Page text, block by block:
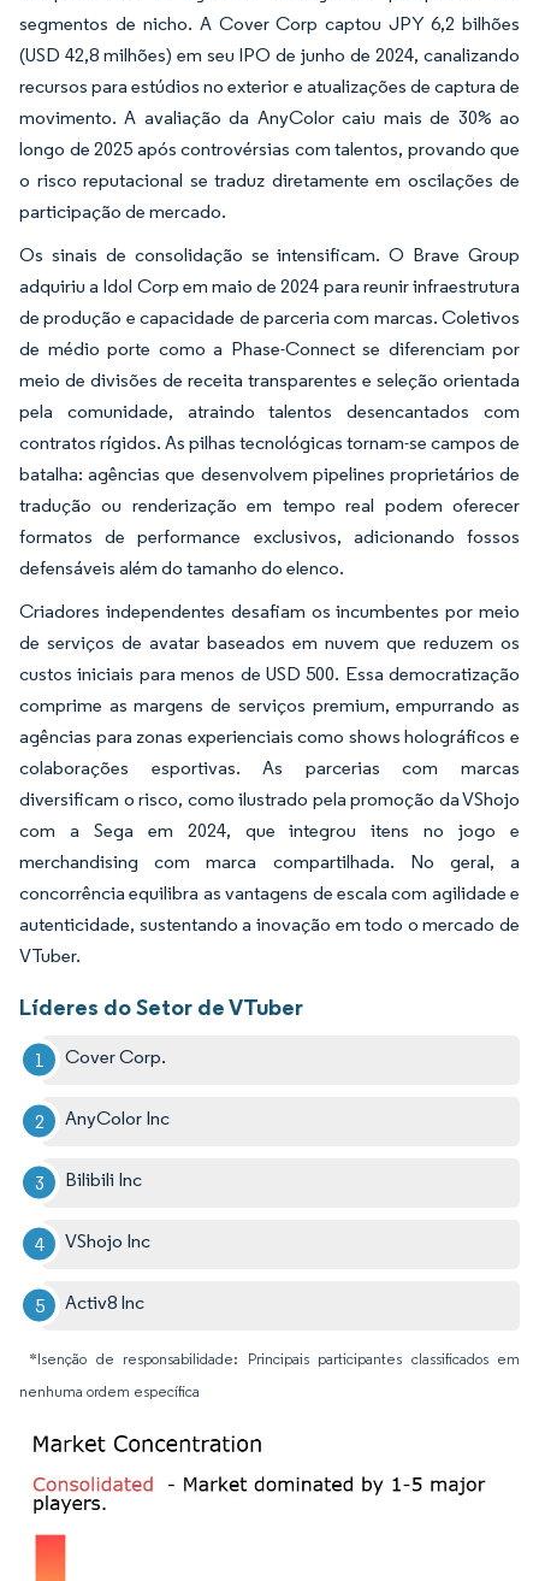
segmentos de nicho. A Cover Corp captou JPY 6,2 bilhões
(USD 42,8 milhões) em seu IPO de junho de 2024, canalizando
recursos para estúdios no exterior e atualizações de captura de
movimento. A avaliação da AnyColor caiu mais de 30% ao
longo de 2025 após controvérsias com talentos, provando que
o risco reputacional se traduz diretamente em oscilações de
participação de mercado.
Os sinais de consolidação se intensificam. O Brave Group
adquiriu a Idol Corp em maio de 2024 para reunir infraestrutura
de produção e capacidade de parceria com marcas. Coletivos
de médio porte como a Phase-Connect se diferenciam por
meio de divisões de receita transparentes e seleção orientada
pela comunidade, atraindo talentos desencantados com
contratos rígidos. As pilhas tecnológicas tornam-se campos de
batalha: agências que desenvolvem pipelines proprietários de
tradução ou renderização em tempo real podem oferecer
formatos de performance exclusivos, adicionando fossos
defensáveis além do tamanho do elenco.
Criadores independentes desafiam os incumbentes por meio
de serviços de avatar baseados em nuvem que reduzem os
custos iniciais para menos de USD 500. Essa democratização
comprime as margens de serviços premium, empurrando as
agências para zonas experienciais como shows holográficos e
colaborações esportivas. As parcerias com marcas
diversificam o risco, como ilustrado pela promoção da VShojo
com a Sega em 2024, que integrou itens no jogo e
merchandising com marca compartilhada. No geral, a
concorrência equilibra as vantagens de escala com agilidade e
autenticidade, sustentando a inovação em todo o mercado de
VTuber.
Líderes do Setor de VTuber
Cover Corp.
AnyColor Inc
Bilibili Inc
VShojo Inc
Activ8 Inc
*Isenção de responsabilidade: Principais participantes classificados em
nenhuma ordem específica